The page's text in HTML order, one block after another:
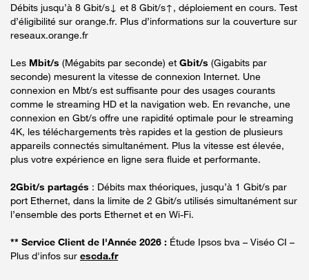
Débits jusqu’à 8 Gbit/s↓ et 8 Gbit/s↑, déploiement en cours. Test
d’éligibilité sur orange.fr. Plus d’informations sur la couverture sur
reseaux.orange.fr
Les Mbit/s (Mégabits par seconde) et Gbit/s (Gigabits par
seconde) mesurent la vitesse de connexion Internet. Une
connexion en Mbt/s est suffisante pour des usages courants
comme le streaming HD et la navigation web. En revanche, une
connexion en Gbt/s offre une rapidité optimale pour le streaming
4K, les téléchargements très rapides et la gestion de plusieurs
appareils connectés simultanément. Plus la vitesse est élevée,
plus votre expérience en ligne sera fluide et performante.
2Gbit/s partagés : Débits max théoriques, jusqu’à 1 Gbit/s par
port Ethernet, dans la limite de 2 Gbit/s utilisés simultanément sur
l’ensemble des ports Ethernet et en Wi-Fi.
** Service Client de l'Année 2026 : Étude Ipsos bva – Viséo CI –
Plus d'infos sur escda.fr